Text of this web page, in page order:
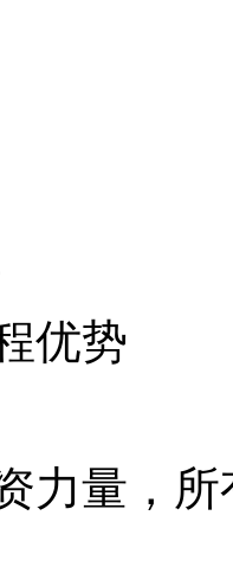
优势
力量，